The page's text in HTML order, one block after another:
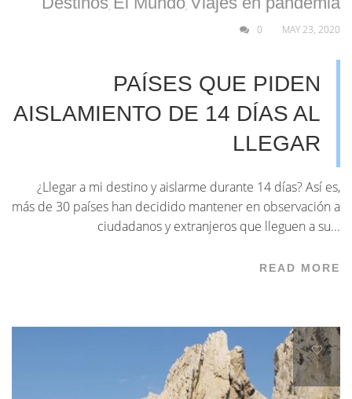
, ,
MAY 23, 2020
0
PAÍSES QUE PIDEN
AISLAMIENTO DE 14 DÍAS AL
LLEGAR
¿Llegar a mi destino y aislarme durante 14 días? Así es,
más de 30 países han decidido mantener en observación a
ciudadanos y extranjeros que lleguen a su...
READ MORE
1